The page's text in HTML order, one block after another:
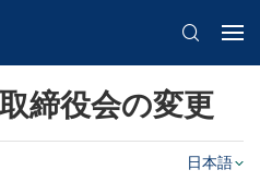
締役会の変更
日本語